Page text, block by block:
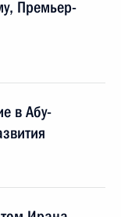
Премьер-
в Абу-